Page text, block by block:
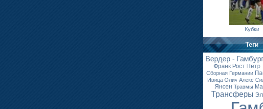
Кубки
Теги
Вердер - Гамбург
Франк Рост Петр
Сборная Германии
Ивица Олич Алекс
Янсен Травмы
Трансферы